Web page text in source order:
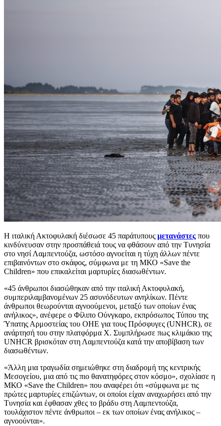
Η ιταλική Ακτοφυλακή διέσωσε 45 παράτυπους μετανάστες που
κινδύνευσαν στην προσπάθειά τους να φθάσουν από την Τυνησία
στο νησί Λαμπεντούζα, ωστόσο αγνοείται η τύχη άλλων πέντε
επιβαινόντων στο σκάφος, σύμφωνα με τη ΜΚΟ «Save the
Children» που επικαλείται μαρτυρίες διασωθέντων.
«45 άνθρωποι διασώθηκαν από την ιταλική Ακτοφυλακή,
συμπεριλαμβανομένων 25 ασυνόδευτων ανηλίκων. Πέντε
άνθρωποι θεωρούνται αγνοούμενοι, μεταξύ των οποίων ένας
ανήλικος», ανέφερε ο Φίλιπο Ούνγκαρο, εκπρόσωπος Τύπου της
Ύπατης Αρμοστείας του ΟΗΕ για τους Πρόσφυγες (UNHCR), σε
ανάρτησή του στην πλατφόρμα Χ. Συμπλήρωσε πως κλιμάκιο της
UNHCR βρισκόταν στη Λαμπεντούζα κατά την αποβίβαση των
διασωθέντων.
«Άλλη μια τραγωδία σημειώθηκε στη διαδρομή της κεντρικής
Μεσογείου, μια από τις πιο θανατηφόρες στον κόσμο», σχολίασε η
ΜΚΟ «Save the Children» που αναφέρει ότι «σύμφωνα με τις
πρώτες μαρτυρίες επιζώντων, οι οποίοι είχαν αναχωρήσει από την
Τυνησία και έφθασαν χθες το βράδυ στη Λαμπεντούζα,
τουλάχιστον πέντε άνθρωποι – εκ των οποίων ένας ανήλικος –
αγνοούνται».